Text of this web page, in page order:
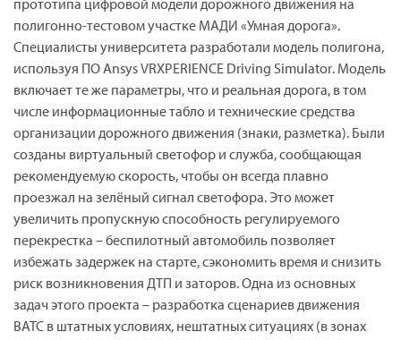
прототипа цифровой модели дорожного движения на
полигонно-тестовом участке МАДИ «Умная дорога».
Специалисты университета разработали модель полигона,
используя ПОAnsysVRXPERIENCE Driving Simulator. Модель
включает те же параметры, что и реальная дорога, в том
числе информационные табло и технические средства
организации дорожного движения (знаки, разметка). Были
созданы виртуальный светофор и служба, сообщающая
рекомендуемую скорость, чтобы он всегда плавно
проезжал на зелёный сигнал светофора. Это может
увеличить пропускную способность регулируемого
перекрестка – беспилотный автомобиль позволяет
избежать задержек на старте, сэкономить время и снизить
риск возникновения ДТП и заторов. Одна из основных
задач этого проекта – разработка сценариев движения
ВАТС в штатных условиях, нештатных ситуациях (в зонах